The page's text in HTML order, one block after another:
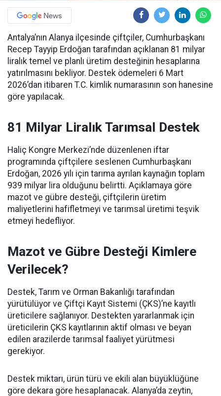
Antalya’nın Alanya ilçesinde çiftçiler, Cumhurbaşkanı
Recep Tayyip Erdoğan tarafından açıklanan 81 milyar
liralık temel ve planlı üretim desteğinin hesaplarına
yatırılmasını bekliyor. Destek ödemeleri 6 Mart
2026’dan itibaren T.C. kimlik numarasının son hanesine
göre yapılacak.
81 Milyar Liralık Tarımsal Destek
Haliç Kongre Merkezi’nde düzenlenen iftar
programında çiftçilere seslenen Cumhurbaşkanı
Erdoğan, 2026 yılı için tarıma ayrılan kaynağın toplam
939 milyar lira olduğunu belirtti. Açıklamaya göre
mazot ve gübre desteği, çiftçilerin üretim
maliyetlerini hafifletmeyi ve tarımsal üretimi teşvik
etmeyi hedefliyor.
Mazot ve Gübre Desteği Kimlere
Verilecek?
Destek, Tarım ve Orman Bakanlığı tarafından
yürütülüyor ve Çiftçi Kayıt Sistemi (ÇKS)’ne kayıtlı
üreticilere sağlanıyor. Destekten yararlanmak için
üreticilerin ÇKS kayıtlarının aktif olması ve beyan
edilen arazilerde tarımsal faaliyet yürütmesi
gerekiyor.
Destek miktarı, ürün türü ve ekili alan büyüklüğüne
göre dekara göre hesaplanacak. Alanya’da zeytin,